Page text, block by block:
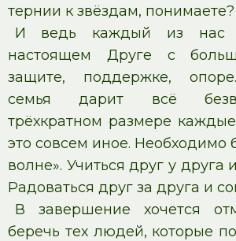
тернии к звёздам, понимаете?
И ведь каждый из нас
настоящем Друге с
защите, поддержке,
семья дарит всё
трёхкратном размере
это совсем иное. Необходимо
волне». Учиться друг у друга
Радоваться друг за друга и
В завершение хочется
беречь тех людей, которые